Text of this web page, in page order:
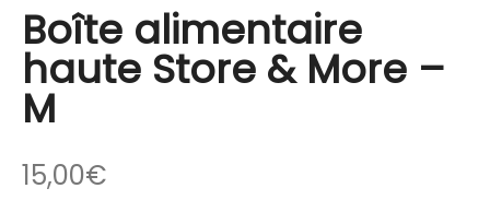
Boîte alimentaire
haute Store & More –
M
15,00€